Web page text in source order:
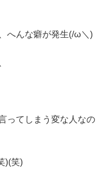
へんな癖が発生(/ω＼)
ってしまう変な人なの
)(笑)